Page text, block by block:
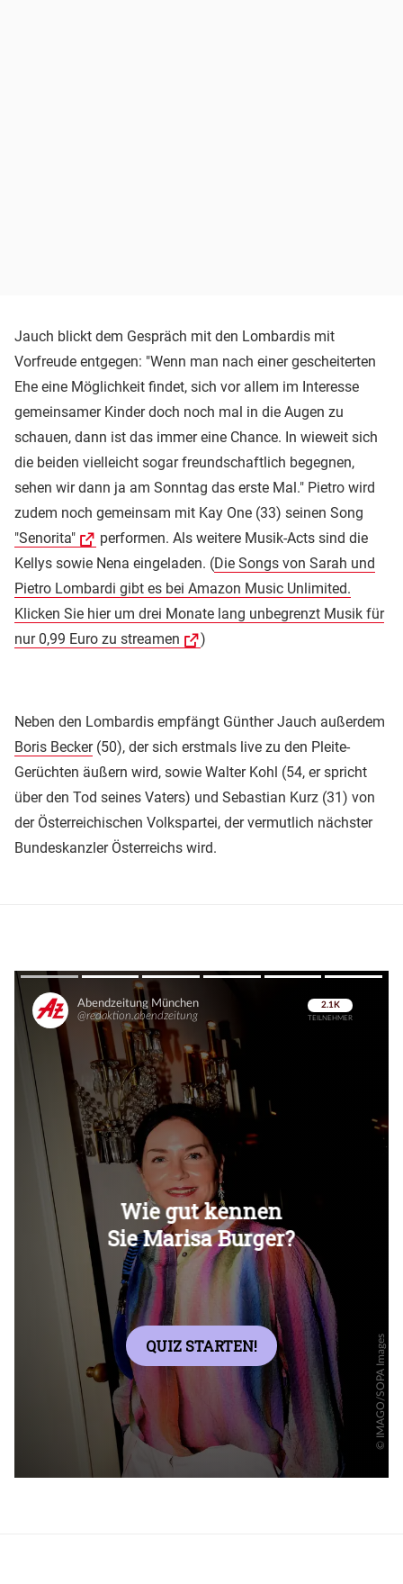
Jauch blickt dem Gespräch mit den Lombardis mit
Vorfreude entgegen: "Wenn man nach einer gescheiterten
Ehe eine Möglichkeit findet, sich vor allem im Interesse
gemeinsamer Kinder doch noch mal in die Augen zu
schauen, dann ist das immer eine Chance. In wieweit sich
die beiden vielleicht sogar freundschaftlich begegnen,
sehen wir dann ja am Sonntag das erste Mal." Pietro wird
zudem noch gemeinsam mit Kay One (33) seinen Song
"Senorita"
performen. Als weitere Musik-Acts sind die
Kellys sowie Nena eingeladen. (Die Songs von Sarah und
Pietro Lombardi gibt es bei Amazon Music Unlimited.
Klicken Sie hier um drei Monate lang unbegrenzt Musik für
nur 0,99 Euro zu streamen
)
Neben den Lombardis empfängt Günther Jauch außerdem
Boris Becker(50), der sich erstmals live zu den Pleite-
Gerüchten äußern wird, sowie Walter Kohl (54, er spricht
über den Tod seines Vaters) und Sebastian Kurz (31) von
der Österreichischen Volkspartei, der vermutlich nächster
Bundeskanzler Österreichs wird.
Überspringen